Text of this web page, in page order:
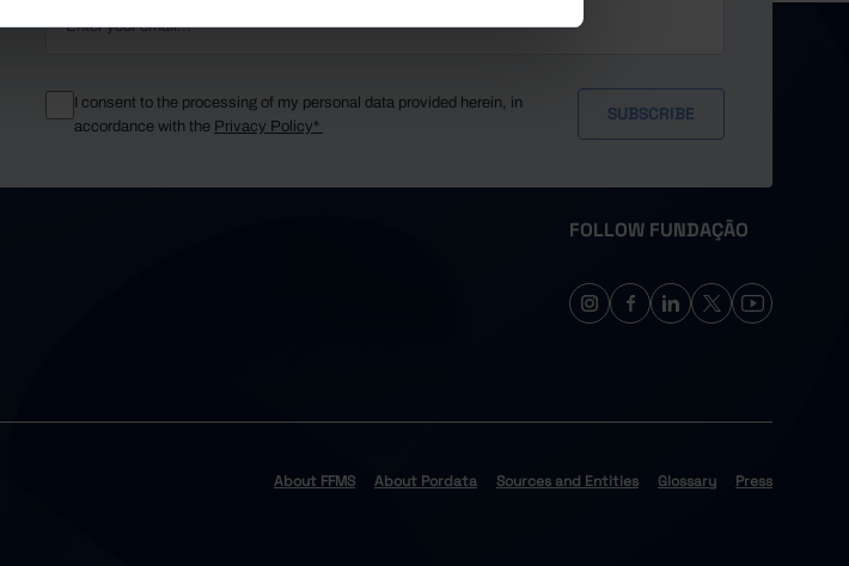
I consent to the processing of my personal data provided herein, in
accordance with the Privacy Policy*
FOLLOW FUNDAÇÃO
About FFMS About Pordata Sources and Entities Glossary Press